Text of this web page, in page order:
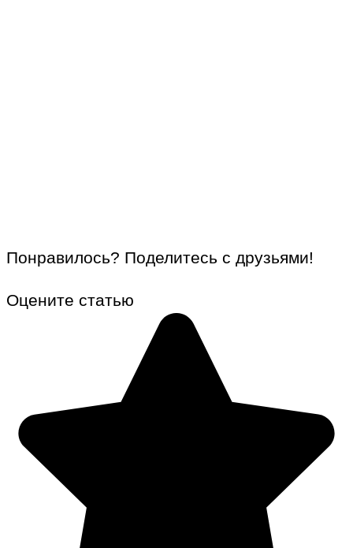
Понравилось? Поделитесь с друзьями!
Оцените статью